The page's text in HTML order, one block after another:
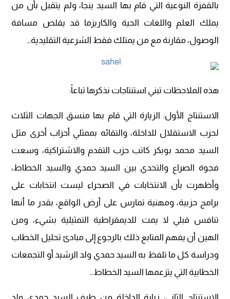
بالقفزة النوعية التي قام بها السيد ينجا، ولم يتقبل بأن من
يملك العلم واللغات الحية والكاريزما قد يقلص مسافة
الوصول، مقارنة مع من يمتلك فقط الشرعية التقليدية…
هذه الملاحظات تبني استنتاجات نذكرها تباعاً:
الاستنتاج الأول: الزيارة التي قام بها منسق الجهات الثلاث
لحزب الاستقلال للداخلة، والتقائه بممثلي أحزاب أخرى مثل
السيد محمد بوبكر كاتب حزب التقدم والاشتراكية، وسعت
فجوة الصراع والتحدي بين السيد حمدي والسيد الخطاط،
وأظهرت بأن الانتخابات في الصحراء ليست انتخابات على
برامج حزبية، ومهنية تمارس على أرض الواقع، بقدر ما أنها
تنافس قبلي لا يمت للديمقراطية التمثيلية بشيء، ومن
الهين أن يفهم المتابع ذلك بالرجوع إلى مبادئ تحليل الخطاب
ودراسة كل ما تلفظ به السيد حمدي ولد الرشيد أو التجمعات
الخطابية التي يتزعمها السيد الخطاط…